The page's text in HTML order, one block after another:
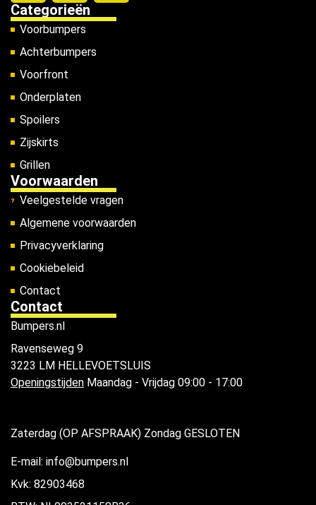
Categorieën
Voorbumpers
Achterbumpers
Voorfront
Onderplaten
Spoilers
Zijskirts
Grillen
Voorwaarden
Veelgestelde vragen
Algemene voorwaarden
Privacyverklaring
Cookiebeleid
Contact
Contact
Bumpers.nl
Ravenseweg 9
3223 LM HELLEVOETSLUIS
Openingstijden Maandag - Vrijdag 09:00 - 17:00
Zaterdag (OP AFSPRAAK) Zondag GESLOTEN
E-mail: info@bumpers.nl
Kvk: 82903468